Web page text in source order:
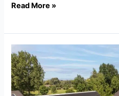
Read More »
NB147.Boxtel